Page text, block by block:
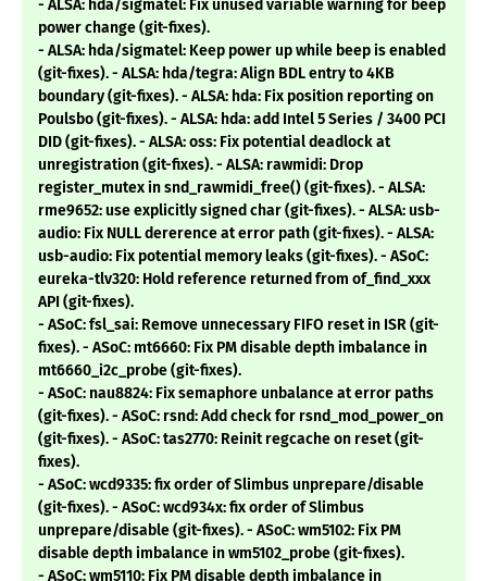
- ALSA: hda/sigmatel: Fix unused variable warning for beep
power change (git-fixes).
- ALSA: hda/sigmatel: Keep power up while beep is enabled
(git-fixes). - ALSA: hda/tegra: Align BDL entry to 4KB
boundary (git-fixes). - ALSA: hda: Fix position reporting on
Poulsbo (git-fixes). - ALSA: hda: add Intel 5 Series / 3400 PCI
DID (git-fixes). - ALSA: oss: Fix potential deadlock at
unregistration (git-fixes). - ALSA: rawmidi: Drop
register_mutex in snd_rawmidi_free() (git-fixes). - ALSA:
rme9652: use explicitly signed char (git-fixes). - ALSA: usb-
audio: Fix NULL dererence at error path (git-fixes). - ALSA:
usb-audio: Fix potential memory leaks (git-fixes). - ASoC:
eureka-tlv320: Hold reference returned from of_find_xxx
API (git-fixes).
- ASoC: fsl_sai: Remove unnecessary FIFO reset in ISR (git-
fixes). - ASoC: mt6660: Fix PM disable depth imbalance in
mt6660_i2c_probe (git-fixes).
- ASoC: nau8824: Fix semaphore unbalance at error paths
(git-fixes). - ASoC: rsnd: Add check for rsnd_mod_power_on
(git-fixes). - ASoC: tas2770: Reinit regcache on reset (git-
fixes).
- ASoC: wcd9335: fix order of Slimbus unprepare/disable
(git-fixes). - ASoC: wcd934x: fix order of Slimbus
unprepare/disable (git-fixes). - ASoC: wm5102: Fix PM
disable depth imbalance in wm5102_probe (git-fixes).
- ASoC: wm5110: Fix PM disable depth imbalance in